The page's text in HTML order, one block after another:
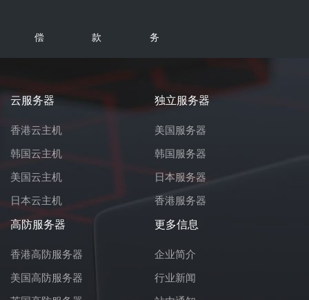
偿 款 务
云服务器
香港云主机
韩国云主机
美国云主机
日本云主机
独立服务器
美国服务器
韩国服务器
日本服务器
香港服务器
高防服务器
香港高防服务器
美国高防服务器
更多信息
企业简介
行业新闻